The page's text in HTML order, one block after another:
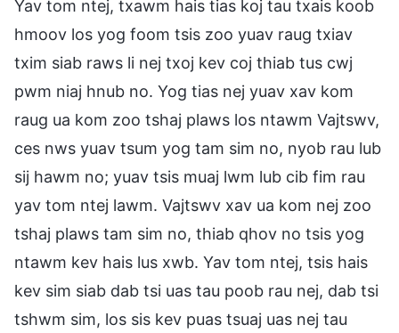
Yav tom ntej, txawm hais tias koj tau txais koob
hmoov los yog foom tsis zoo yuav raug txiav
txim siab raws li nej txoj kev coj thiab tus cwj
pwm niaj hnub no. Yog tias nej yuav xav kom
raug ua kom zoo tshaj plaws los ntawm Vajtswv,
ces nws yuav tsum yog tam sim no, nyob rau lub
sij hawm no; yuav tsis muaj lwm lub cib fim rau
yav tom ntej lawm. Vajtswv xav ua kom nej zoo
tshaj plaws tam sim no, thiab qhov no tsis yog
ntawm kev hais lus xwb. Yav tom ntej, tsis hais
kev sim siab dab tsi uas tau poob rau nej, dab tsi
tshwm sim, los sis kev puas tsuaj uas nej tau